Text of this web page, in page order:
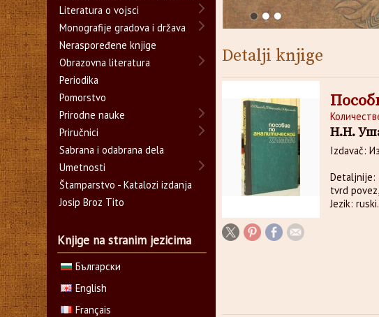
Detalji knjige
Н.Н.
Izdavač:
Detaljnije:
tvrd
Jezik: ruski.
Literatura o vojsci
Monografije gradova i država
Neraspoređene knjige
Obrazovna literatura
Periodika
Pomorstvo
Prirodne nauke
Priručnici
Sabrana i odabrana dela
Umetnosti
Štamparstvo - Katalozi izdanja
Josip Broz Tito
Knjige na stranim jezicima
Български
English
Français